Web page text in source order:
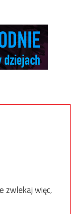
zwlekaj więc,